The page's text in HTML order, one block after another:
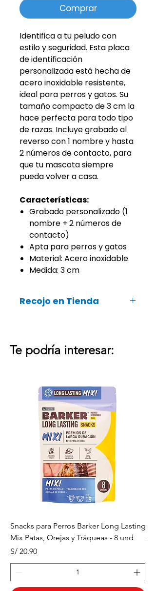
Comprar
Identifica a tu peludo con
estilo y seguridad. Esta placa
de identificación
personalizada está hecha de
acero inoxidable resistente,
ideal para perros y gatos. Su
tamaño compacto de 3 cm la
hace perfecta para todo tipo
de razas. Incluye grabado al
reverso con 1 nombre y hasta
2 números de contacto, para
que tu mascota siempre
pueda volver a casa.
Características:
Grabado personalizado (1
nombre + 2 números de
contacto)
Apta para perros y gatos
Material: Acero inoxidable
Medida: 3 cm
Recojo en Tienda
tienda Groomers más cercana!
Te podría interesar:
Snacks para Perros Barker Long Lasting
Mix Patas, Orejas y Tráqueas - 8 und
Precio
S/ 20.90
-